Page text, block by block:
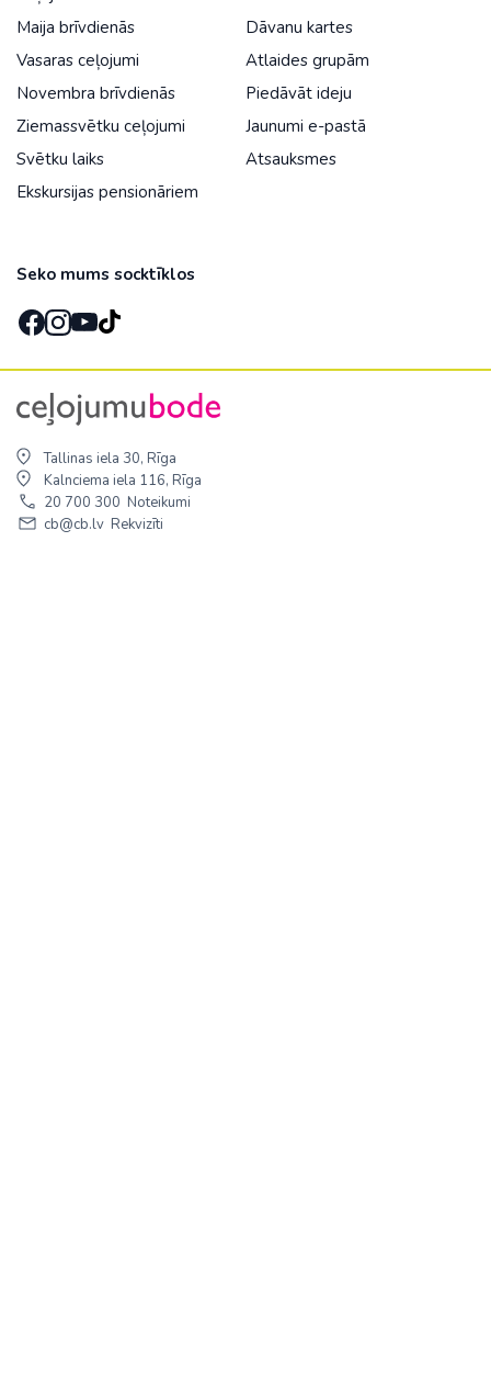
Maija brīvdienās
Vasaras ceļojumi
Novembra brīvdienās
Ziemassvētku ceļojumi
Svētku laiks
Ekskursijas pensionāriem
Dāvanu kartes
Atlaides grupām
Piedāvāt ideju
Jaunumi e-pastā
Atsauksmes
Seko mums socktīklos
Tallinas iela 30, Rīga
Kalnciema iela 116, Rīga
20 700 300 Noteikumi
cb@cb.lv Rekvizīti